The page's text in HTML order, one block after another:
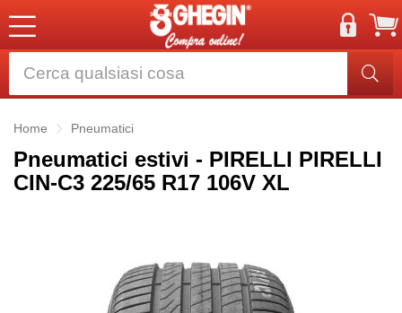
Home Pneumatici
Pneumatici estivi - PIRELLI PIRELLI
CIN-C3 225/65 R17 106V XL